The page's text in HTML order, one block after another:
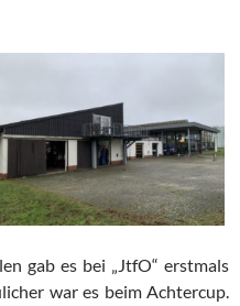
gab es bei „JtfO“ erstmals
war es beim Achtercup.